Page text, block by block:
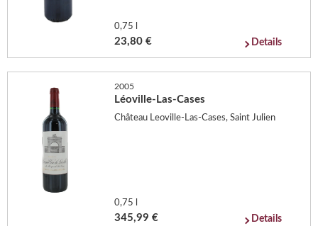
0,75 l
23,80 € Details
2005
Léoville-Las-Cases
Château Leoville-Las-Cases, Saint Julien
0,75 l
345,99 € Details